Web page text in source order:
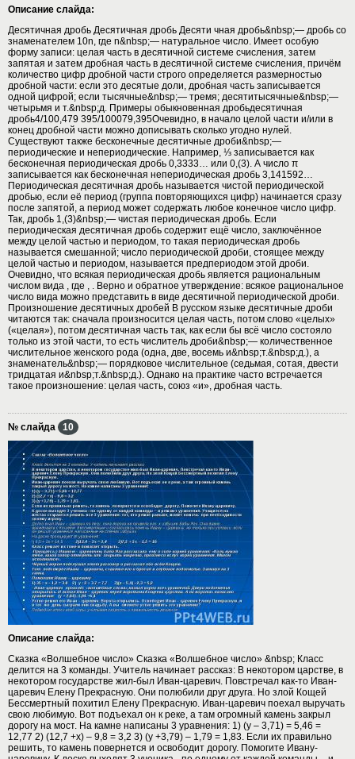
Описание слайда:
Десятичная дробь Десятичная дробь Десяти чная дробь&nbsp;— дробь со
знаменателем 10n, где n&nbsp;— натуральное число. Имеет особую
форму записи: целая часть в десятичной системе счисления, затем
запятая и затем дробная часть в десятичной системе счисления, причём
количество цифр дробной части строго определяется размерностью
дробной части: если это десятые доли, дробная часть записывается
одной цифрой; если тысячные&nbsp;— тремя; десятитысячные&nbsp;—
четырьмя и т.&nbsp;д. Примеры обыкновенная дробьдесятичная
дробь4/100,479 395/100079,395Очевидно, в начало целой части и/или в
конец дробной части можно дописывать сколько угодно нулей.
Существуют также бесконечные десятичные дроби&nbsp;—
периодические и непериодические. Например, ⅓ записывается как
бесконечная периодическая дробь 0,3333… или 0,(3). А число π
записывается как бесконечная непериодическая дробь 3,141592…
Периодическая десятичная дробь называется чистой периодической
дробью, если её период (группа повторяющихся цифр) начинается сразу
после запятой, а период может содержать любое конечное число цифр.
Так, дробь 1,(3)&nbsp;— чистая периодическая дробь. Если
периодическая десятичная дробь содержит ещё число, заключённое
между целой частью и периодом, то такая периодическая дробь
называется смешанной; число периодической дроби, стоящее между
целой частью и периодом, называется предпериодом этой дроби.
Очевидно, что всякая периодическая дробь является рациональным
числом вида , где , . Верно и обратное утверждение: всякое рациональное
число вида можно представить в виде десятичной периодической дроби.
Произношение десятичных дробей В русском языке десятичные дроби
читаются так: сначала произносится целая часть, потом слово «целых»
(«целая»), потом десятичная часть так, как если бы всё число состояло
только из этой части, то есть числитель дроби&nbsp;— количественное
числительное женского рода (одна, две, восемь и&nbsp;т.&nbsp;д.), а
знаменатель&nbsp;— порядковое числительное (седьмая, сотая, двести
тридцатая и&nbsp;т.&nbsp;д.). Однако на практике часто встречается
такое произношение: целая часть, союз «и», дробная часть.
№ слайда 10
Описание слайда:
Сказка «Волшебное число» Сказка «Волшебное число» &nbsp; Класс
делится на 3 команды. Учитель начинает рассказ: В некотором царстве, в
некотором государстве жил-был Иван-царевич. Повстречал как-то Иван-
царевич Елену Прекрасную. Они полюбили друг друга. Но злой Кощей
Бессмертный похитил Елену Прекрасную. Иван-царевич поехал выручать
свою любимую. Вот подъехал он к реке, а там огромный камень закрыл
дорогу на мост. На камне написаны 3 уравнения: 1) (у – 3,71) = 5,46 =
12,77 2) (12,7 +х) – 9,8 = 3,2 3) (у +3,79) – 1,79 = 1,83. Если их правильно
решить, то камень повернется и освободит дорогу. Помогите Ивану-